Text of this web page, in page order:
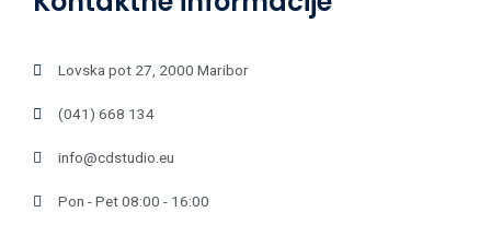
Lovska pot 27, 2000 Maribor
(041) 668 134
info@cdstudio.eu
Pon - Pet 08:00 - 16:00